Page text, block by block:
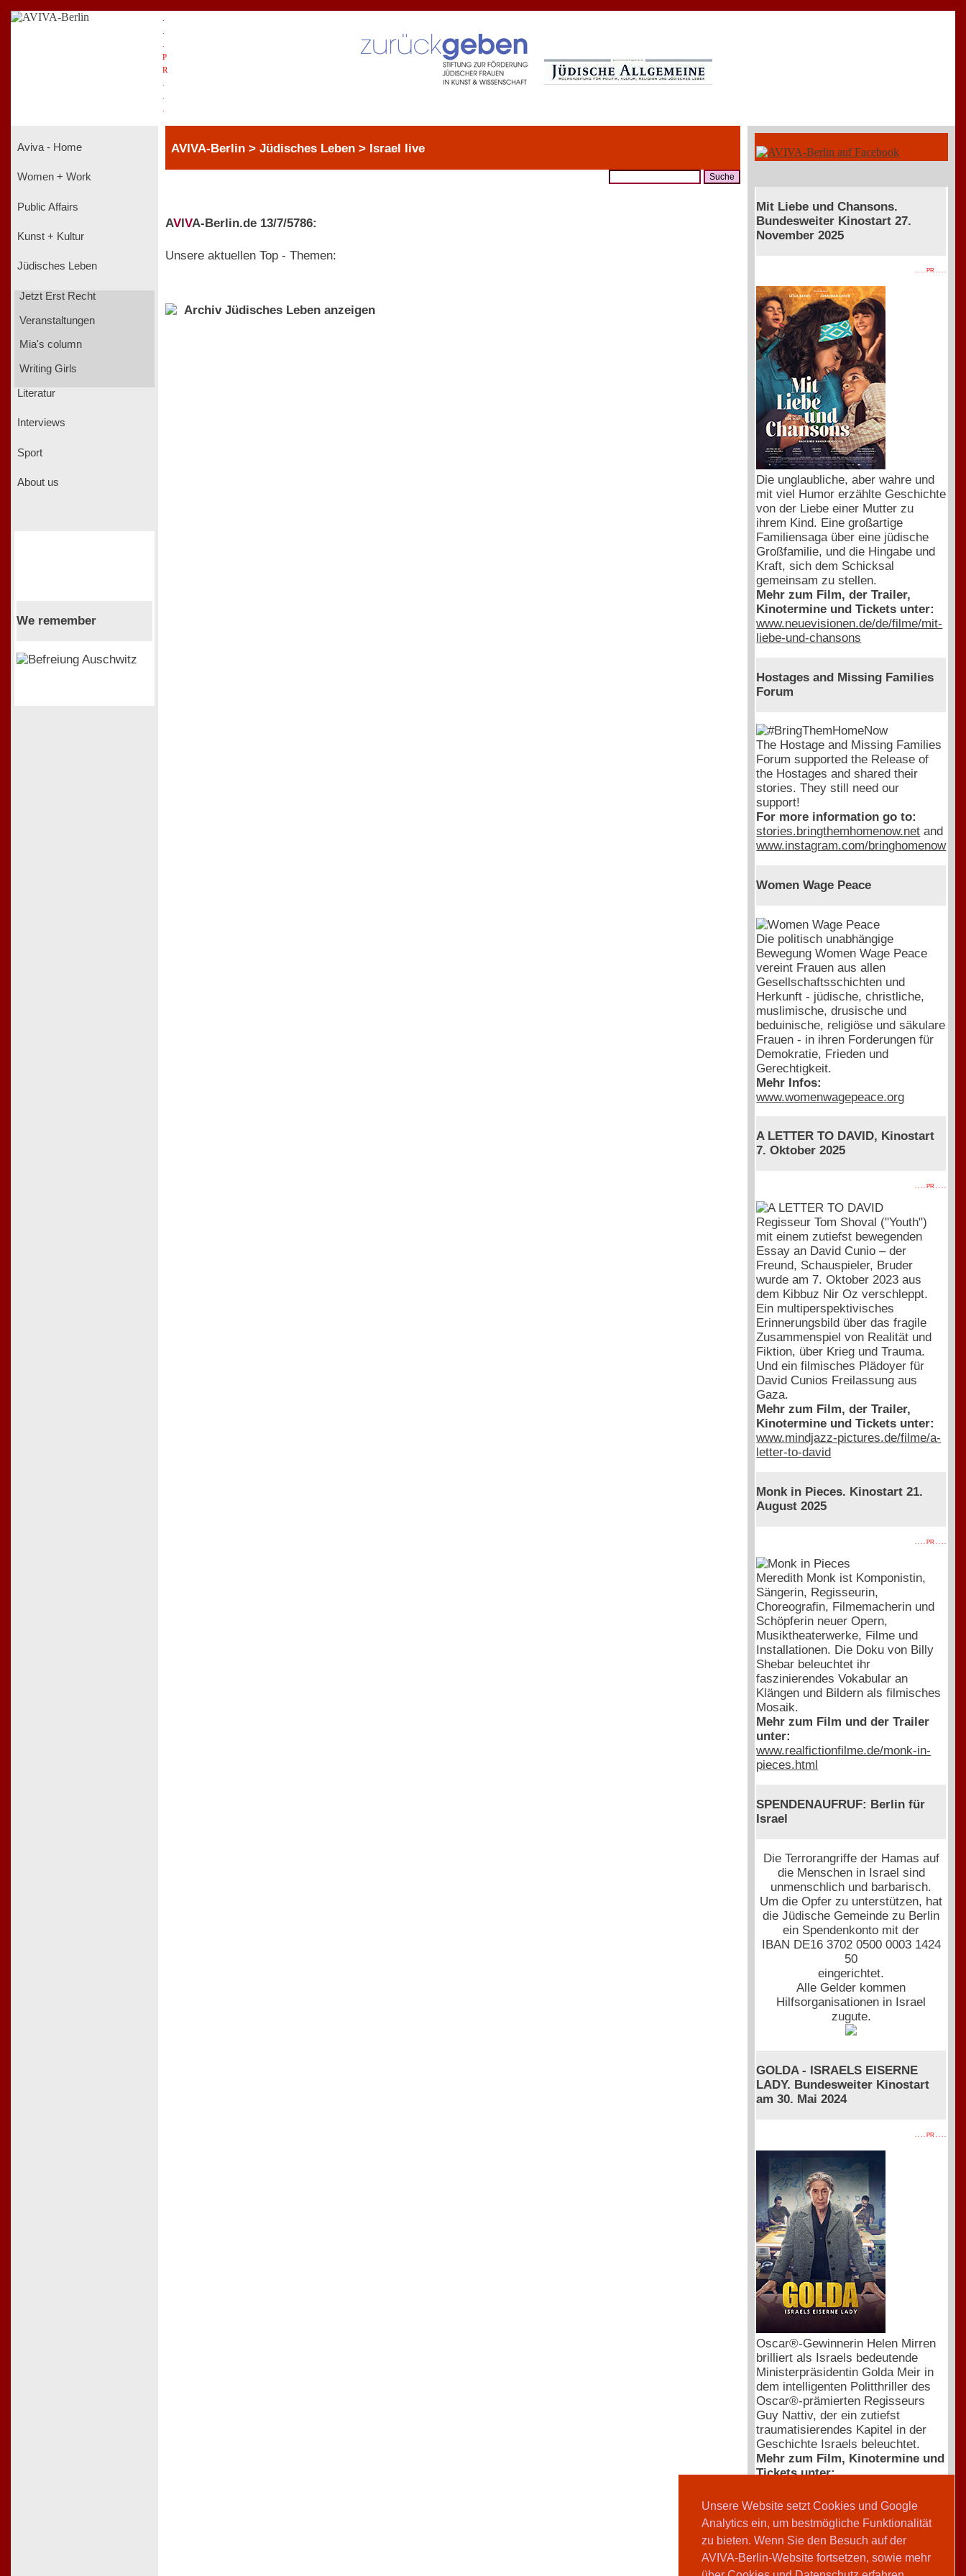
Unsere Website setzt Cookies und Google
Analytics ein, um bestmögliche Funktionalität
zu bieten. Wenn Sie den Besuch auf der
AVIVA-Berlin-Website fortsetzen, sowie mehr
P
R
Aviva - Home
Women + Work
Public Affairs
Kunst + Kultur
Jüdisches Leben
Jetzt Erst Recht
Veranstaltungen
Mia's column
Writing Girls
Literatur
Interviews
Sport
About us
We remember
AVIVA-Berlin > Jüdisches Leben > Israel live
AVIVA-Berlin.de 13/7/5786:
Unsere aktuellen Top - Themen:
Archiv Jüdisches Leben anzeigen
Mit Liebe und Chansons.
Bundesweiter Kinostart 27.
November 2025
. . . . PR . . . .
Die unglaubliche, aber wahre und
mit viel Humor erzählte Geschichte
von der Liebe einer Mutter zu
ihrem Kind. Eine großartige
Familiensaga über eine jüdische
Großfamilie, und die Hingabe und
Kraft, sich dem Schicksal
gemeinsam zu stellen.
Mehr zum Film, der Trailer,
Kinotermine und Tickets unter:
www.neuevisionen.de/de/filme/mit-
liebe-und-chansons
Hostages and Missing Families
Forum
The Hostage and Missing Families
Forum supported the Release of
the Hostages and shared their
stories. They still need our
support!
For more information go to:
stories.bringthemhomenow.net and
www.instagram.com/bringhomenow
Women Wage Peace
Die politisch unabhängige
Bewegung Women Wage Peace
vereint Frauen aus allen
Gesellschaftsschichten und
Herkunft - jüdische, christliche,
muslimische, drusische und
beduinische, religiöse und säkulare
Frauen - in ihren Forderungen für
Demokratie, Frieden und
Gerechtigkeit.
Mehr Infos:
www.womenwagepeace.org
A LETTER TO DAVID, Kinostart
7. Oktober 2025
. . . . PR . . . .
Regisseur Tom Shoval ("Youth")
mit einem zutiefst bewegenden
Essay an David Cunio – der
Freund, Schauspieler, Bruder
wurde am 7. Oktober 2023 aus
dem Kibbuz Nir Oz verschleppt.
Ein multiperspektivisches
Erinnerungsbild über das fragile
Zusammenspiel von Realität und
Fiktion, über Krieg und Trauma.
Und ein filmisches Plädoyer für
David Cunios Freilassung aus
Gaza.
Mehr zum Film, der Trailer,
Kinotermine und Tickets unter:
www.mindjazz-pictures.de/filme/a-
letter-to-david
Monk in Pieces. Kinostart 21.
August 2025
. . . . PR . . . .
Meredith Monk ist Komponistin,
Sängerin, Regisseurin,
Choreografin, Filmemacherin und
Schöpferin neuer Opern,
Musiktheaterwerke, Filme und
Installationen. Die Doku von Billy
Shebar beleuchtet ihr
faszinierendes Vokabular an
Klängen und Bildern als filmisches
Mosaik.
Mehr zum Film und der Trailer
unter:
www.realfictionfilme.de/monk-in-
pieces.html
SPENDENAUFRUF: Berlin für
Israel
Die Terrorangriffe der Hamas auf
die Menschen in Israel sind
unmenschlich und barbarisch.
Um die Opfer zu unterstützen, hat
die Jüdische Gemeinde zu Berlin
ein Spendenkonto mit der
IBAN DE16 3702 0500 0003 1424
50
eingerichtet.
Alle Gelder kommen
Hilfsorganisationen in Israel
zugute.
GOLDA - ISRAELS EISERNE
LADY. Bundesweiter Kinostart
am 30. Mai 2024
. . . . PR . . . .
Oscar®-Gewinnerin Helen Mirren
brilliert als Israels bedeutende
Ministerpräsidentin Golda Meir in
dem intelligenten Politthriller des
Oscar®-prämierten Regisseurs
Guy Nattiv, der ein zutiefst
traumatisierendes Kapitel in der
Geschichte Israels beleuchtet.
Mehr zum Film, Kinotermine und
Tickets unter:
der Trailer:www.youtu.be
Kooperationen